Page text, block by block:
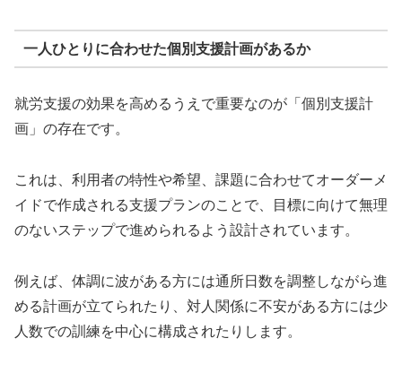
一人ひとりに合わせた個別支援計画があるか
就労支援の効果を高めるうえで重要なのが「個別支援計
画」の存在です。
これは、利用者の特性や希望、課題に合わせてオーダーメ
イドで作成される支援プランのことで、目標に向けて無理
のないステップで進められるよう設計されています。
例えば、体調に波がある方には通所日数を調整しながら進
める計画が立てられたり、対人関係に不安がある方には少
人数での訓練を中心に構成されたりします。